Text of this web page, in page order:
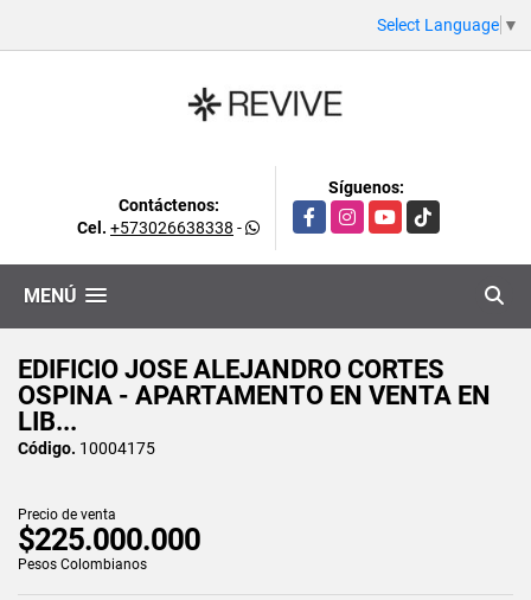
Select Language ▼
Contáctenos:
Cel. +573026638338 -
Síguenos:
FacebookInstagramYouTubeTikTok
MENÚ
EDIFICIO JOSE ALEJANDRO CORTES
OSPINA - APARTAMENTO EN VENTA EN
LIB...
Código. 10004175
Precio de venta
$225.000.000
Pesos Colombianos